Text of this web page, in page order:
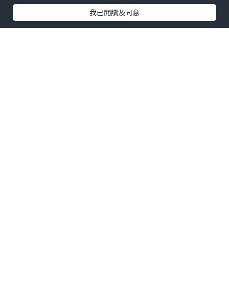
我已閱讀及同意